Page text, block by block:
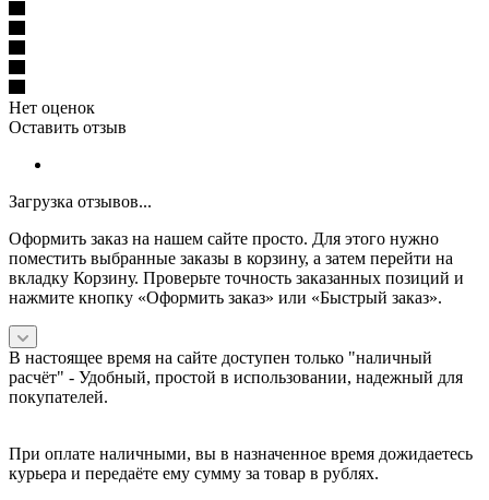
Нет оценок
Оставить отзыв
Загрузка отзывов...
Оформить заказ на нашем сайте просто. Для этого нужно
поместить выбранные заказы в корзину, а затем перейти на
вкладку Корзину. Проверьте точность заказанных позиций и
нажмите кнопку «Оформить заказ» или «Быстрый заказ».
В настоящее время на сайте доступен только "наличный
расчёт" - Удобный, простой в использовании, надежный для
покупателей.
При оплате наличными, вы в назначенное время дожидаетесь
курьера и передаёте ему сумму за товар в рублях.